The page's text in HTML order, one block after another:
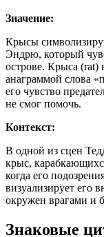
Значение:
Крысы
Эндрю, который
острове. Крыса (rat)
анаграммой слова
его чувство
не смог помочь.
Контекст:
В одной из сцен
крыс,
когда его
визуализирует его
окружен врагами и
Знаковые